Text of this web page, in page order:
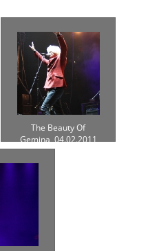
The Beauty Of
Gemina, 04.02.2011
Köln